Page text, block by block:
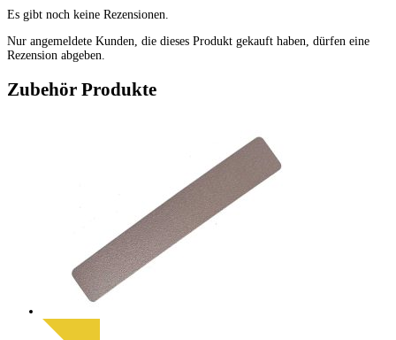
Es gibt noch keine Rezensionen.
Nur angemeldete Kunden, die dieses Produkt gekauft haben, dürfen eine
Rezension abgeben.
Zubehör Produkte